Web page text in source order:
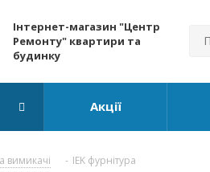
Інтернет-магазин "Центр
Ремонту" квартири та
будинку
Акції
вимикачі - IEK фурнітура